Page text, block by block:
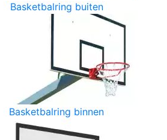
Basketbalring buiten
Basketbalring binnen